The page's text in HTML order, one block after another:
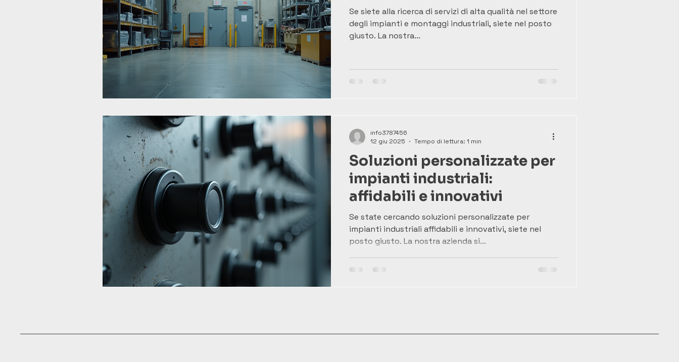
Se siete alla ricerca di servizi di alta qualità nel settore
degli impianti e montaggi industriali, siete nel posto
giusto. La nostra...
Soluzioni personalizzate per
impianti industriali:
affidabili e innovativi
Se state cercando soluzioni personalizzate per
impianti industriali affidabili e innovativi, siete nel
posto giusto. La nostra azienda si...
info3787456
12 giu 2025
Tempo di lettura: 1 min